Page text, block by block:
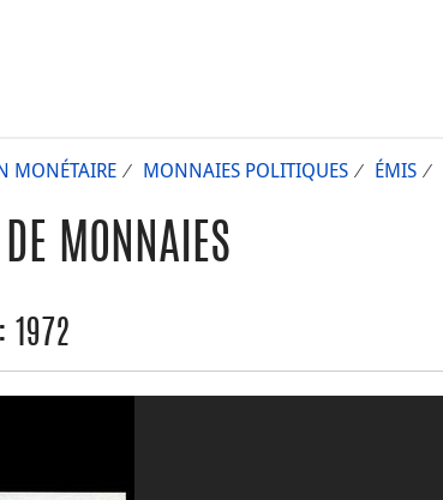
MONÉTAIRE MONNAIES POLITIQUES ÉMIS
MONNAIES